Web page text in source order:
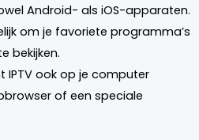
Android- als iOS-apparaten.
om je favoriete programma’s
bekijken.
IPTV ook op je computer
of een speciale